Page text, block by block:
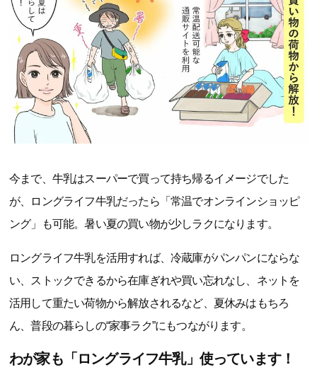
今まで、牛乳はスーパーで買って持ち帰るイメージでした
が、ロングライフ牛乳だったら「常温でオンラインショッピ
ング」も可能。暑い夏の買い物が少しラクになります。
ロングライフ牛乳を活用すれば、冷蔵庫がパンパンにならな
い、ストックできるから在庫ぎれや買い忘れなし、ネットを
活用して重たい荷物から解放されるなど、夏休みはもちろ
ん、普段の暮らしの“家事ラク”にもつながります。
わが家も「ロングライフ牛乳」使っています！